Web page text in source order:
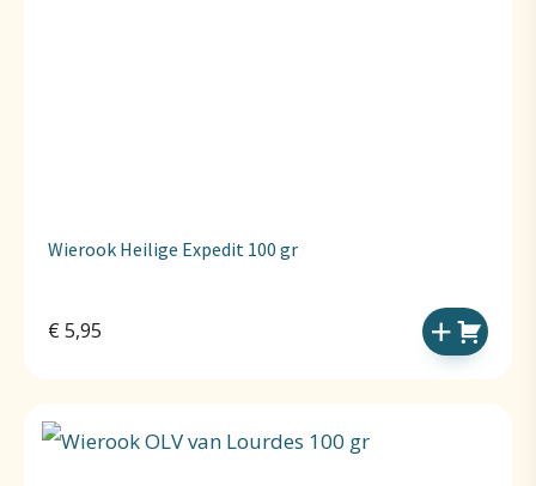
Wierook Heilige Expedit 100 gr
€ 5,95